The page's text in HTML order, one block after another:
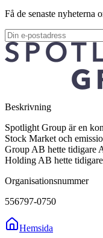
Få de senaste
Beskrivning
Spotlight Group är en
Stock Market och
Group AB hette tidigare
Holding AB hette
Organisationsnummer
556797-0750
Hemsida